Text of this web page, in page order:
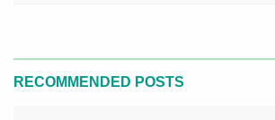
RECOMMENDED POSTS